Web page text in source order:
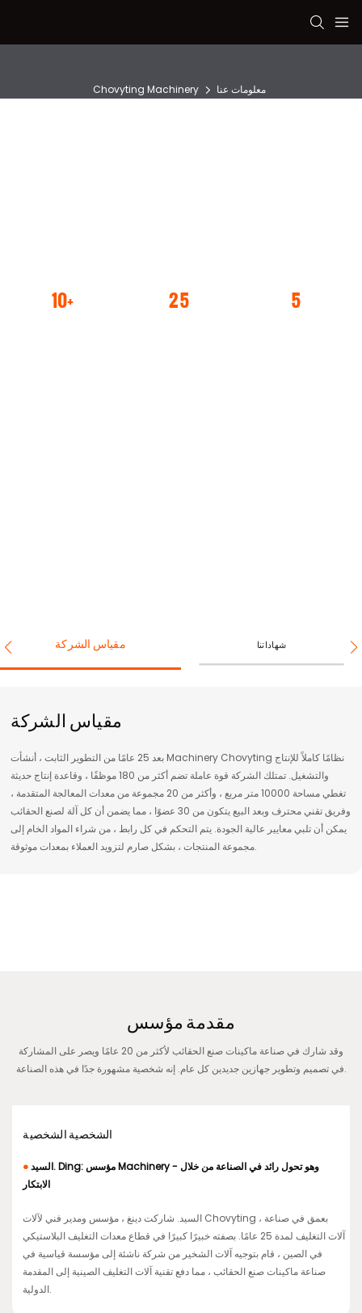
Chovyting Machinery معلومات عنا
10+ 25 5
مقياس الشركة شهاداتنا
مقياس الشركة
بعد 25 عامًا من التطوير الثابت ، أنشأت Machinery Chovyting نظامًا كاملاً للإنتاج
والتشغيل. تمتلك الشركة قوة عاملة تضم أكثر من 180 موظفًا ، وقاعدة إنتاج حديثة
تغطي مساحة 10000 متر مربع ، وأكثر من 20 مجموعة من معدات المعالجة المتقدمة ،
وفريق تقني محترف وبعد البيع يتكون من 30 عضوًا ، مما يضمن أن كل آلة لصنع الحقائب
يمكن أن تلبي معايير عالية الجودة. يتم التحكم في كل رابط ، من شراء المواد الخام إلى
مجموعة المنتجات ، بشكل صارم لتزويد العملاء بمعدات موثوقة.
مقدمة مؤسس
وقد شارك في صناعة ماكينات صنع الحقائب لأكثر من 20 عامًا ويصر على المشاركة
في تصميم وتطوير جهازين جديدين كل عام. إنه شخصية مشهورة جدًا في هذه الصناعة.
الشخصية الشخصية
●السيد. Ding: مؤسس Machinery - وهو تحول رائد في الصناعة من خلال
الابتكار
السيد. شاركت دينغ ، مؤسس ومدير فني لآلات Chovyting ، بعمق في صناعة
آلات التغليف لمدة 25 عامًا. بصفته خبيرًا كبيرًا في قطاع معدات التغليف البلاستيكي
في الصين ، قام بتوجيه آلات الشخير من شركة ناشئة إلى مؤسسة قياسية في
صناعة ماكينات صنع الحقائب ، مما دفع تقنية آلات التغليف الصينية إلى المقدمة
الدولية.